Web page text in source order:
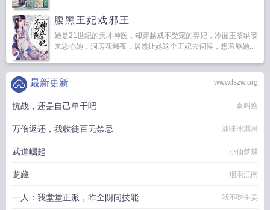
腹黑王妃戏邪王
她是21世纪的天才神医，却穿越成不受宠的弃妃，冷面王爷纳妾
来恶心她，洞房花烛夜，居然让她这个王妃去伺候，想羞辱她...
www.lszw.org
最新更新
抗战，还是自己单干吧 秦叫瘦
万倍返还，我收徒百无禁忌 淡味冰淇淋
武道崛起 小仙梦蝶
龙藏 烟雨江南
一人：我堂堂正派，咋全阴间技能 我不吃生姜